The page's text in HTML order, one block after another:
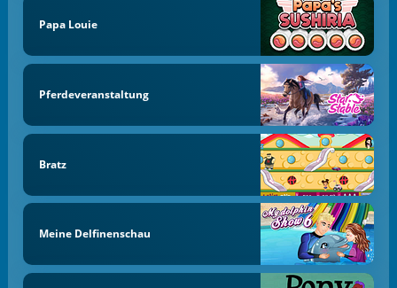
Papa Louie
Pferdeveranstaltung
Bratz
Meine Delfinenschau